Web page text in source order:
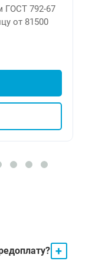
ГОСТ 792-67
от 81500
+